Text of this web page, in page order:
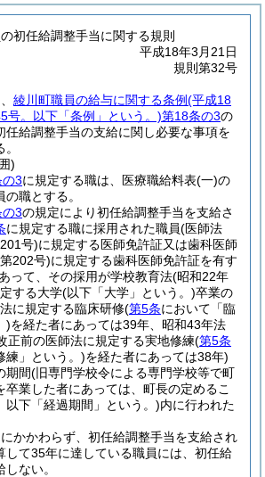
初任給調整手当に関する規則
平成18年3月21日
規則第32号
綾川町職員の給与に関する条例(平成18
号。以下「条例」という。)第18条の3の
任給調整手当の支給に関し必要な事項を
)
3に規定する職は、医療職給料表(一)の
職とする。
3の規定により初任給調整手当を支給さ
に規定する職に採用された職員(医師法
号)に規定する医師免許証又は歯科医師
202号)に規定する歯科医師免許証を有す
って、その採用が学校教育法(昭和22年
する大学(以下「大学」という。)卒業の
に規定する臨床研修(第5条において「臨
)を経た者にあっては39年、昭和43年法
正前の医師法に規定する実地修練(第5条
練」という。)を経た者にあっては38年)
期間(旧専門学校令による専門学校等で町
卒業した者にあっては、町長の定めるこ
以下「経過期間」という。)内に行われた
かかわらず、初任給調整手当を支給され
して35年に達している職員には、初任給
ない。